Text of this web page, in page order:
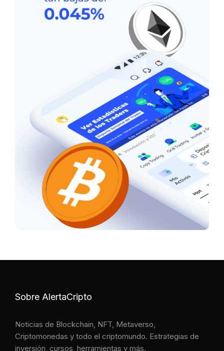
Sobre AlertaCripto
Noticias de Blockchain, NFT, Metaverso,
Criptomonedas y todo el criptomundo. Estrategias de
inversión, cursos, herramientas y más.